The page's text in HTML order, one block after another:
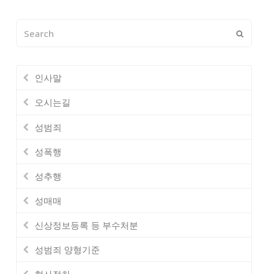
인사말
오시는길
성범죄
성폭행
성추행
성매매
신상정보등록 등 부수처분
성범죄 양형기준